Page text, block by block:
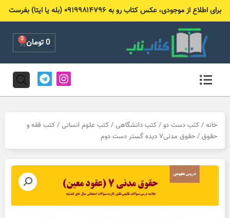
برای اطلاع از موجودی، عکس کتاب رو به ۰۹۱۹۹۸۱۴۷۹۶ (بله یا ایتا) بفرست
0تومان 0
Cart
I
n
s
g
a
T
e
l
r
m
خانه / کتب دست دو / کتب دانشگاهی / کتب علوم انسانی / کتب فقه و
حقوق / حقوق مدنی۷ دیده گستر دست دوم